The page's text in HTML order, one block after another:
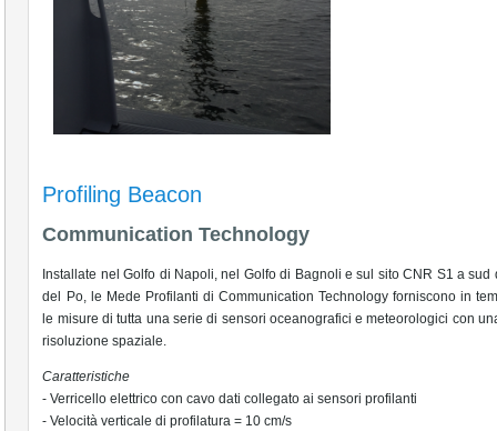
Profiling Beacon
Communication Technology
Installate nel Golfo di Napoli, nel Golfo di Bagnoli e sul sito CNR S1 a sud
del Po, le Mede Profilanti di Communication Technology forniscono in
le misure di tutta una serie di sensori oceanografici e meteorologici con
risoluzione spaziale.
Caratteristiche
- Verricello elettrico con cavo dati collegato ai sensori profilanti
- Velocità verticale di profilatura = 10 cm/s